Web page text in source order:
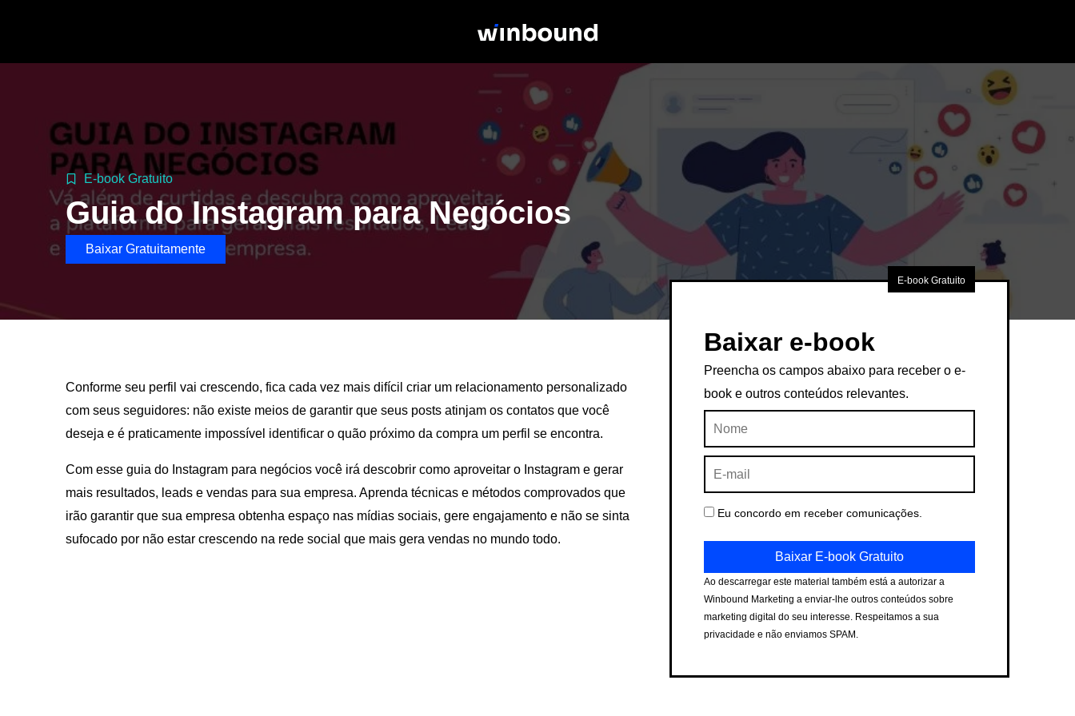
E-book Gratuito
Guia do Instagram para Negócios
Baixar Gratuitamente
Conforme seu perfil vai crescendo, fica cada vez mais difícil criar um relacionamento personalizado
com seus seguidores: não existe meios de garantir que seus posts atinjam os contatos que você
deseja e é praticamente impossível identificar o quão próximo da compra um perfil se encontra.
Com esse guia do Instagram para negócios você irá descobrir como aproveitar o Instagram e gerar
mais resultados, leads e vendas para sua empresa. Aprenda técnicas e métodos comprovados que
irão garantir que sua empresa obtenha espaço nas mídias sociais, gere engajamento e não se sinta
sufocado por não estar crescendo na rede social que mais gera vendas no mundo todo.
E-book Gratuito
Baixar e-book
Preencha os campos abaixo para receber o e-
book e outros conteúdos relevantes.
Eu concordo em receber comunicações.
Baixar E-book Gratuito
Ao descarregar este material também está a autorizar a
Winbound Marketing a enviar-lhe outros conteúdos sobre
marketing digital do seu interesse. Respeitamos a sua
privacidade e não enviamos SPAM.